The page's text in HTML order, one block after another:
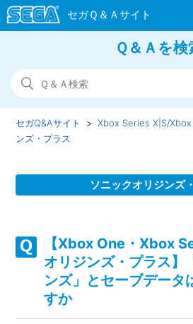
Ｑ＆Ａを検
セガQ&Aサイト Xbox Series X|S/
ンズ・プラス
ソニックオリジンズ
ス】Steam／Epic Games Store 版の
すか
【Xbox One・Xbox Series X/ソニッ
ス】取扱説明書（マニュアル）はど
【Xbox One・Xbox
オリジンズ・プラス】
ンズ」とセーブデータ
すか